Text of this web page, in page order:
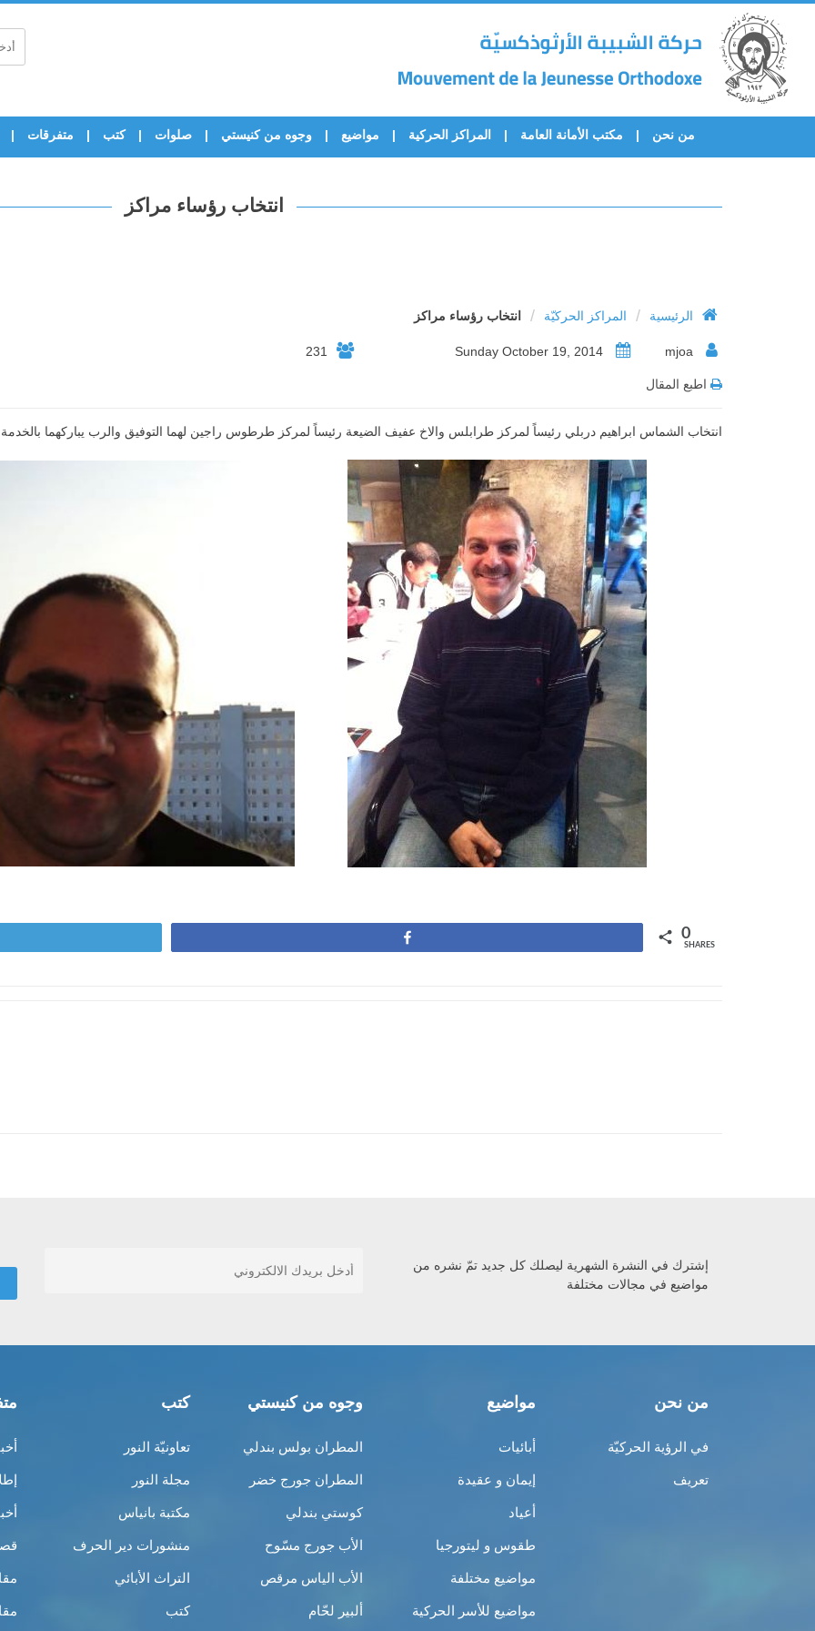
من نحن مكتب الأمانة العامة المراكز الحركية مواضيع وجوه من كنيستي صلوات كتب متفرقات
انتخاب رؤساء مراكز
الرئيسية / المراكز الحركيّة / انتخاب رؤساء مراكز
231
اطبع المقال
انتخاب الشماس ابراهيم دربلي رئيساً لمركز طرابلس والاخ عفيف الضيعة رئيساً لمركز طرطوس راجين لهما التوفيق والرب يباركهما بالخدمة
0
SHARES
إشترك في النشرة الشهرية ليصلك كل جديد تمّ نشره من
مواضيع في مجالات مختلفة
من نحن
في الرؤية الحركيّة
تعريف
مواضيع
أبائيات
إيمان و عقيدة
أعياد
طقوس و ليتورجيا
مواضيع مختلفة
مواضيع للأسر الحركية
وجوه من كنيستي
المطران بولس بندلي
المطران جورج خضر
كوستي بندلي
الأب جورج مسّوح
الأب الياس مرقص
ألبير لحّام
كتب
تعاونيّة النور
مجلة النور
مكتبة بانياس
منشورات دير الحرف
التراث الأبائي
كتب